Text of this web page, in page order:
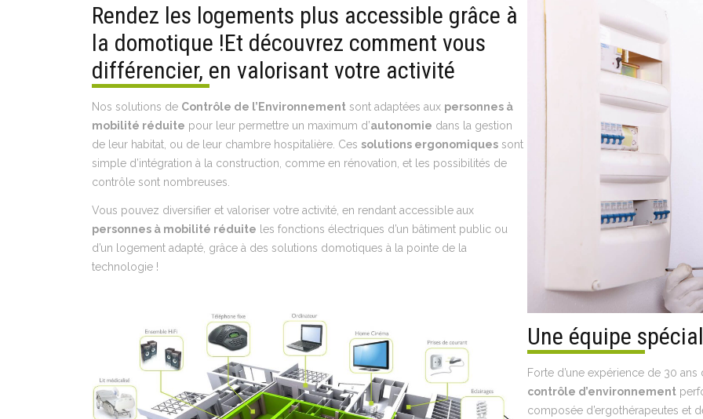
Rendez les logements plus accessible grâce à
la domotique !Et découvrez comment vous
différencier, en valorisant votre activité
Nos solutions de Contrôle de l’Environnement sont adaptées aux personnes à
mobilité réduite pour leur permettre un maximum d’autonomie dans la gestion
de leur habitat, ou de leur chambre hospitalière. Ces solutions ergonomiques sont
simple d’intégration à la construction, comme en rénovation, et les possibilités de
contrôle sont nombreuses.
Vous pouvez diversifier et valoriser votre activité, en rendant accessible aux
personnes à mobilité réduite les fonctions électriques d’un bâtiment public ou
d’un logement adapté, grâce à des solutions domotiques à la pointe de la
technologie !
Une équipe
Forte d’une expérience de 30
contrôle d’environnement
composée d’ergothérapeutes et